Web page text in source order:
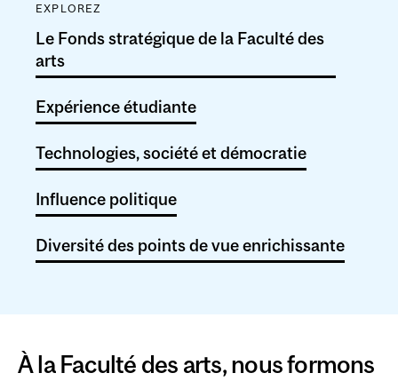
EXPLOREZ
Le Fonds stratégique de la Faculté des
arts
Expérience étudiante
Technologies, société et démocratie
Influence politique
Diversité des points de vue enrichissante
À la Faculté des arts, nous formons